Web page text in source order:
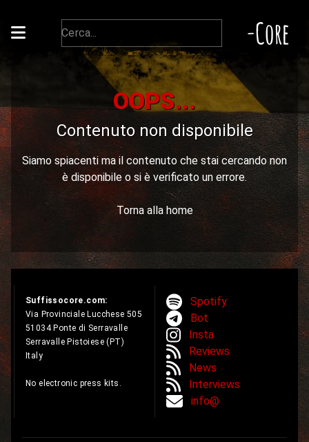
-Core
OOPS...
Contenuto non disponibile
Siamo spiacenti ma il contenuto che stai cercando non
è disponibile o si è verificato un errore.
Torna alla home
Suffissocore.com:
Via Provinciale Lucchese 505
51034 Ponte di Serravalle
Serravalle Pistoiese (PT)
Italy
No electronic press kits.
Spotify
Bot
Insta
Reviews
News
Interviews
info@